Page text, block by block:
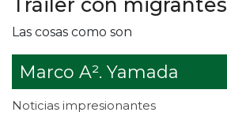
Las cosas como son
Marco A². Yamada
Noticias impresionantes